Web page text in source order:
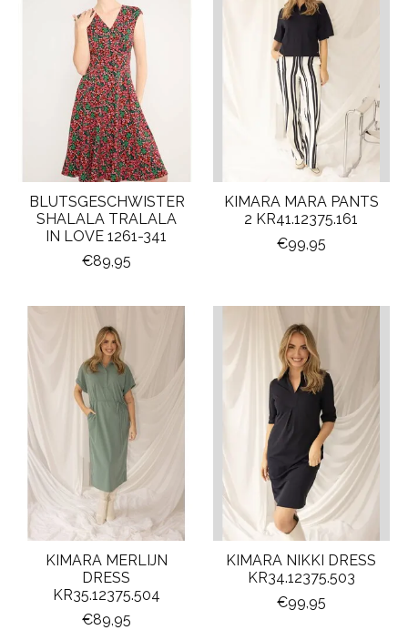
BLUTSGESCHWISTER
SHALALA TRALALA
IN LOVE 1261-341
€89,95
KIMARA MARA PANTS
2 KR41.12375.161
€99,95
KIMARA MERLIJN
DRESS
KR35.12375.504
€89,95
KIMARA NIKKI DRESS
KR34.12375.503
€99,95